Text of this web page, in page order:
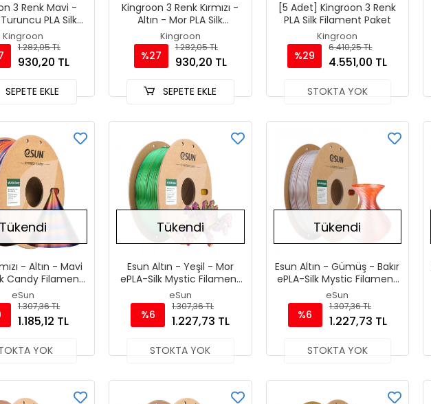
3 Renk Mavi -
PLA Silk
1.75 mm 1000gr
Kingroon
1.282,05 TL
930,20 TL
SEPETE EKLE
Kingroon 3 Renk Kırmızı -
Altın - Mor PLA Silk
Filament 1.75 mm 1000gr
Kingroon
%27
1.282,05 TL
930,20 TL
SEPETE EKLE
[5 Adet] Kingroon 3 Renk
PLA Silk Filament Paket
Kingroon
%29
6.410,25 TL
4.551,00 TL
STOKTA YOK
Tükendi
- Altın - Mavi
Candy Filament
mm 1000gr
eSun
1.307,36 TL
1.185,12 TL
YOK
Tükendi
Esun Altın - Yeşil - Mor
ePLA-Silk Mystic Filament
1.75 mm 1000gr
eSun
%6
1.307,36 TL
1.227,73 TL
STOKTA YOK
Tükendi
Esun Altın - Gümüş - Bakır
ePLA-Silk Mystic Filament
1.75 mm 1000gr
eSun
%6
1.307,36 TL
1.227,73 TL
STOKTA YOK